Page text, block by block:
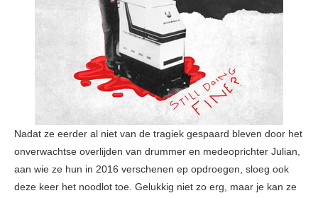
Nadat ze eerder al niet van de tragiek gespaard bleven door het
onverwachtse overlijden van drummer en medeoprichter Julian,
aan wie ze hun in 2016 verschenen ep opdroegen, sloeg ook
deze keer het noodlot toe. Gelukkig niet zo erg, maar je kan ze